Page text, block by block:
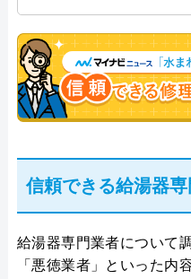
決。多くのお
ャリスト。
信頼できる給湯器
給湯器専門業者について
「悪徳業者」といった内